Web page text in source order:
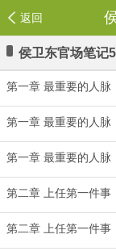
返回
侯卫东官场笔记5
第一章 最重要的人脉
第一章 最重要的人脉
第一章 最重要的人脉
第二章 上任第一件事
第二章 上任第一件事